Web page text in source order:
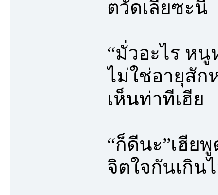
ตวัดเลียซะนี่
“มั่วอะไร ห
ไม่ใช่อายุสัก
เห็นท่าทีเฮีย
“ก็ดีนะ”เฮีย
จิตใจกันเกิน